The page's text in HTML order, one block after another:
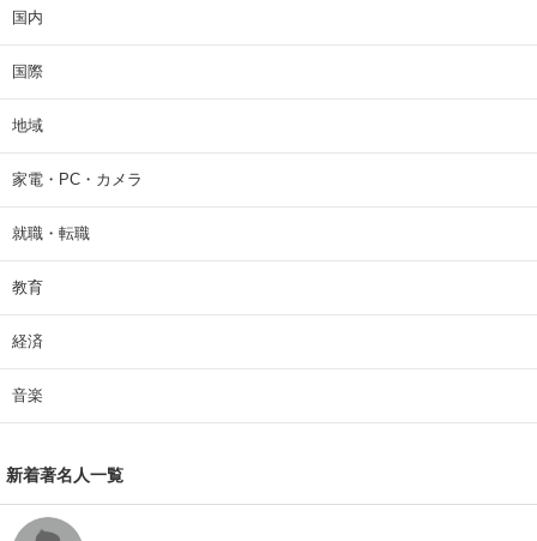
国内
国際
地域
家電・PC・カメラ
就職・転職
教育
経済
音楽
新着著名人一覧